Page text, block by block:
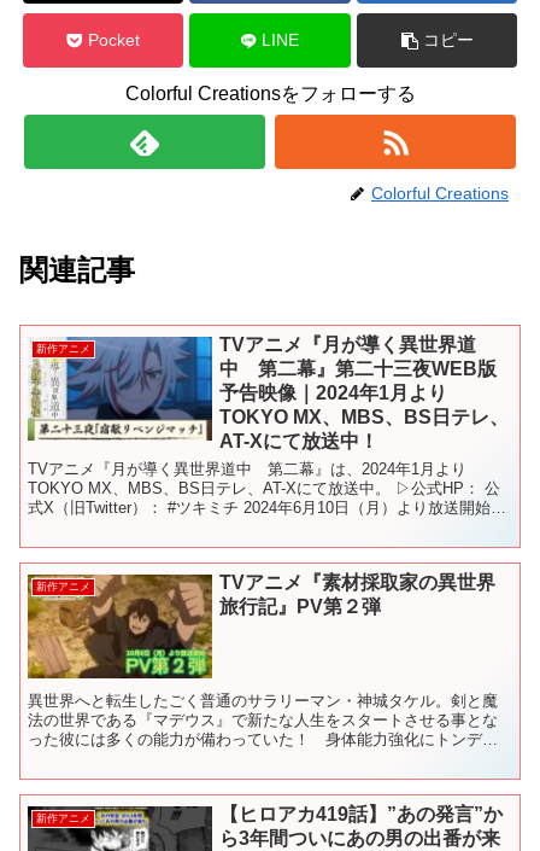
Pocket LINE コピー
Colorful Creationsをフォローする
Colorful Creations
関連記事
新作アニメ
TVアニメ『月が導く異世界道
中 第二幕』第二十三夜WEB版
予告映像｜2024年1月より
TOKYO MX、MBS、BS日テレ、
AT-Xにて放送中！
TVアニメ『月が導く異世界道中 第二幕』は、2024年1月より
TOKYO MX、MBS、BS日テレ、AT-Xにて放送中。 ▷公式HP： 公
式X（旧Twitter）： #ツキミチ 2024年6月10日（月）より放送開始と
新作アニメ
TVアニメ『素材採取家の異世界
旅行記』PV第２弾
異世界へと転生したごく普通のサラリーマン・神城タケル。剣と魔
法の世界である『マデウス』で新たな人生をスタートさせる事とな
った彼には多くの能力が備わっていた！ 身体能力強化にトンデモ
与...
新作アニメ
【ヒロアカ419話】”あの発言”か
ら3年間ついにあの男の出番が来